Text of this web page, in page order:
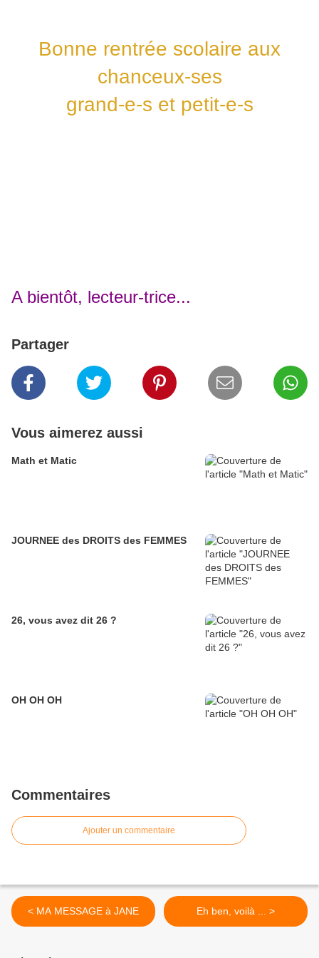
Bonne rentrée scolaire aux
chanceux-ses
grand-e-s et petit-e-s
A bientôt, lecteur-trice...
Partager
Vous aimerez aussi
Math et Matic
JOURNEE des DROITS des FEMMES
26, vous avez dit 26 ?
OH OH OH
Commentaires
Ajouter un commentaire
< MA MESSAGE à JANE Eh ben, voilà ... >